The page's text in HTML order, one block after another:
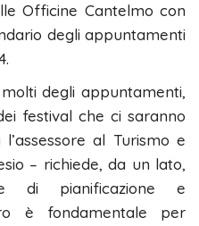
Officine Cantelmo con
degli appuntamenti
degli appuntamenti,
festival che ci saranno
al Turismo e
– richiede, da un lato,
di pianificazione e
è fondamentale per